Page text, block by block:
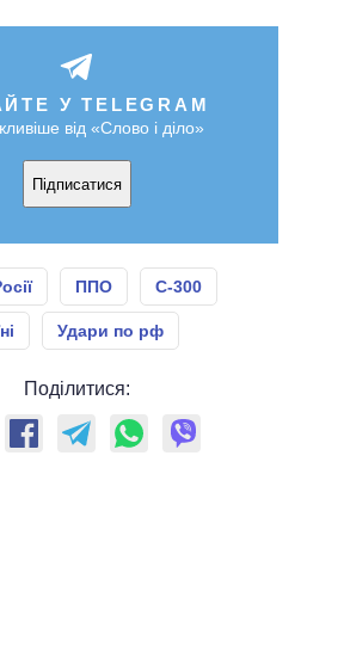
У TELEGRAM
від «Слово і діло»
Підписатися
ППО С-300
Удари по рф
Поділитися: